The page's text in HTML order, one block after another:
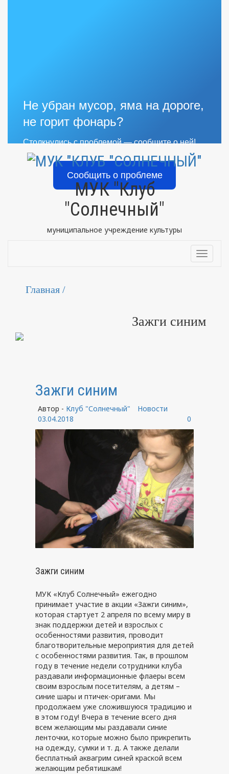
Не убран мусор, яма на дороге,
не горит фонарь?
Столкнулись с проблемой — сообщите о ней!
Сообщить о проблеме
МУК "Клуб
"Солнечный"
муниципальное учреждение культуры
Toggle
Главная /
Зажги синим
Зажги синим
Автор - Клуб "Солнечный"
Новости
03.04.2018
0
Зажги синим
МУК «Клуб Солнечный» ежегодно
принимает участие в акции «Зажги синим»,
которая стартует 2 апреля по всему миру в
знак поддержки детей и взрослых с
особенностями развития, проводит
благотворительные мероприятия для детей
с особенностями развития. Так, в прошлом
году в течение недели сотрудники клуба
раздавали информационные флаеры всем
своим взрослым посетителям, а детям –
синие шары и птичек-оригами. Мы
продолжаем уже сложившуюся традицию и
в этом году! Вчера в течение всего дня
всем желающим мы раздавали синие
ленточки, которые можно было прикрепить
на одежду, сумки и т. д. А также делали
бесплатный аквагрим синей краской всем
желающим ребятишкам!